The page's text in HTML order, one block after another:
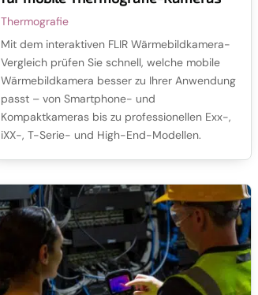
Thermografie
Mit dem interaktiven FLIR Wärmebildkamera-
Vergleich prüfen Sie schnell, welche mobile
Wärmebildkamera besser zu Ihrer Anwendung
passt – von Smartphone- und
Kompaktkameras bis zu professionellen Exx-,
iXX-, T-Serie- und High-End-Modellen.